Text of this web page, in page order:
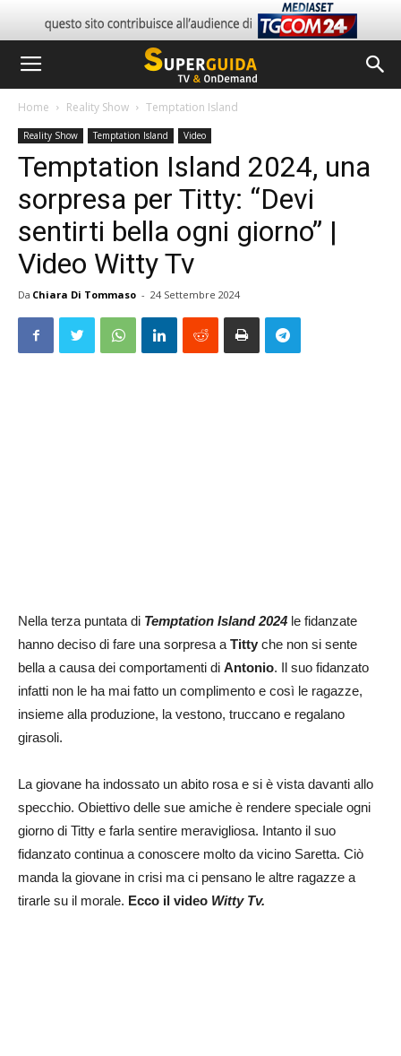
Home Reality Show Temptation Island
Reality Show Temptation Island Video
Temptation Island 2024, una
sorpresa per Titty: “Devi
sentirti bella ogni giorno” |
Video Witty Tv
Da Chiara Di Tommaso - 24 Settembre 2024
Nella terza puntata di Temptation Island 2024 le fidanzate
hanno deciso di fare una sorpresa aTitty che non si sente
bella a causa dei comportamenti di Antonio. Il suo fidanzato
infatti non le ha mai fatto un complimento e così le ragazze,
insieme alla produzione, la vestono, truccano e regalano
girasoli.
La giovane ha indossato un abito rosa e si è vista davanti allo
specchio. Obiettivo delle sue amiche è rendere speciale ogni
giorno di Titty e farla sentire meravigliosa. Intanto il suo
fidanzato continua a conoscere molto da vicino Saretta. Ciò
manda la giovane in crisi ma ci pensano le altre ragazze a
tirarle su il morale. Ecco il video Witty Tv.